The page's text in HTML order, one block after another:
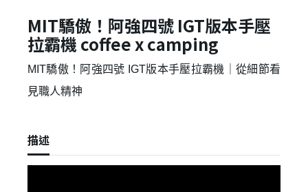
MIT驕傲！阿強四號 IGT版本手壓
拉霸機 coffee x camping
MIT驕傲！阿強四號 IGT版本手壓拉霸機｜從細節看
見職人精神
描述